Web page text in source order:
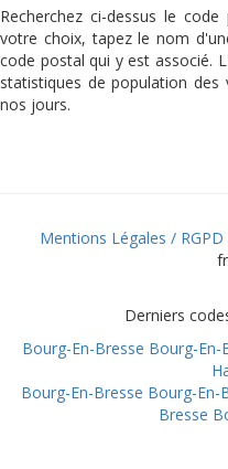
Recherchez ci-dessus le
votre choix, tapez le nom
code postal qui y est associé.
statistiques de population des
nos jours.
Mentions Légales / RGPD
Derniers
Bourg-En-Bresse Bourg-En-
Bourg-En-Bresse Bourg-En-
Bresse